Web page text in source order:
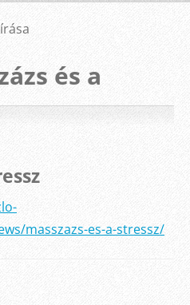
és a
masszazs-es-a-stressz/